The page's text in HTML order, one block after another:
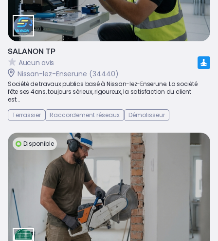
SALANON TP
Aucun avis
Nissan-lez-Enserune (34440)
Société de travaux publics basé à Nissan-lez-Enserune. La société
fête ses 4ans, toujours sérieux, rigoureux, la satisfaction du client
est...
Terrassier
Raccordement réseaux Démolisseur
Disponible